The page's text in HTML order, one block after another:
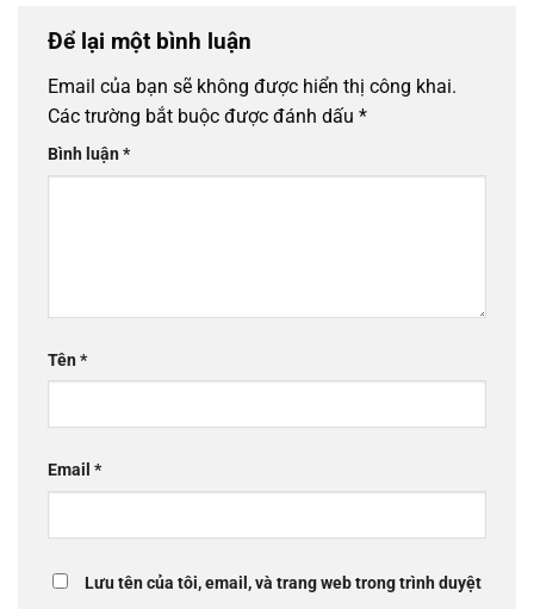
Để lại một bình luận
Email của bạn sẽ không được hiển thị công khai.
Các trường bắt buộc được đánh dấu *
Bình luận*
Tên*
Email *
Lưu tên của tôi, email, và trang web trong trình duyệt